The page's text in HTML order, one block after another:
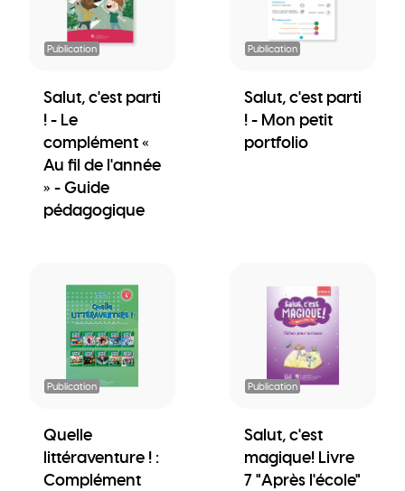
Publication
Salut, c'est parti
! - Le
complément «
Au fil de l'année
» - Guide
pédagogique
Publication
Salut, c'est parti
! - Mon petit
portfolio
Publication
Quelle
littéraventure ! :
Complément
Publication
Salut, c'est
magique! Livre
7 "Après l'école"